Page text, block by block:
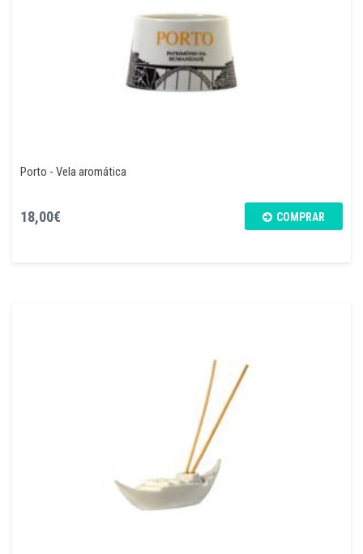
Porto - Vela aromática
18,00€ COMPRAR